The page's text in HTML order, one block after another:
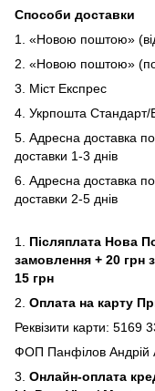
Способи доставки
1. «Новою поштою»
2. «Новою поштою»
3. Міст Експрес
4. Укрпошта Стандарт/
5. Адресна доставка
доставки 1-3 днів
6. Адресна доставка
доставки 2-5 днів
1. Післяплата Нова
замовлення + 20 грн
15 грн
2. Оплата на карту
Реквізити карти: 5169
ФОП Панфілов Андрій
3. Онлайн-оплата